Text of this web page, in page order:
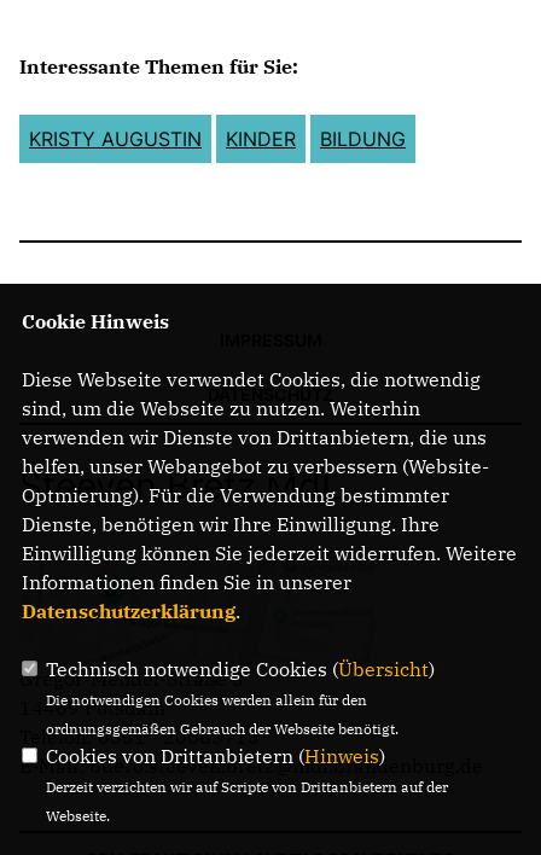
Interessante Themen für Sie:
KRISTY AUGUSTIN KINDER BILDUNG
Steeven Bretz MdL
Gregor-Mendel-Straße 3
14469 Potsdam
Telefon: 0331 - 20085713
E-Mail: buero.steeven.bretz@mdl.brandenburg.de
Cookie Hinweis
Diese Webseite verwendet Cookies, die notwendig
sind, um die Webseite zu nutzen. Weiterhin
verwenden wir Dienste von Drittanbietern, die uns
helfen, unser Webangebot zu verbessern (Website-
Optmierung). Für die Verwendung bestimmter
Dienste, benötigen wir Ihre Einwilligung. Ihre
Einwilligung können Sie jederzeit widerrufen. Weitere
Informationen finden Sie in unserer
Datenschutzerklärung.
Technisch notwendige Cookies (Übersicht)
Die notwendigen Cookies werden allein für den
ordnungsgemäßen Gebrauch der Webseite benötigt.
Cookies von Drittanbietern (Hinweis)
Derzeit verzichten wir auf Scripte von Drittanbietern auf der
Webseite.